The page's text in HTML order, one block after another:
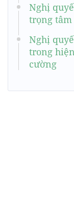
Nghị
trọng
Nghị
trong
cường